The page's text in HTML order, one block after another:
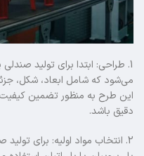
1. طراحی: ابتدا برای تولید
می‌شود که شامل ابعاد، شکل،
این طرح به منظور تضمین کیفیت
دقیق باشد.
2. انتخاب مواد اولیه: برای